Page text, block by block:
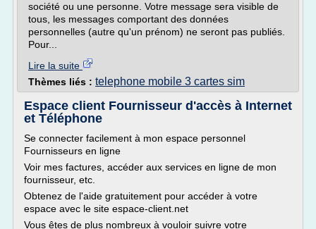
société ou une personne. Votre message sera visible de
tous, les messages comportant des données
personnelles (autre qu'un prénom) ne seront pas publiés.
Pour...
Lire la suite
Thèmes liés : telephone mobile 3 cartes sim
Espace client Fournisseur d'accès à Internet
et Téléphone
Se connecter facilement à mon espace personnel
Fournisseurs en ligne
Voir mes factures, accéder aux services en ligne de mon
fournisseur, etc.
Obtenez de l'aide gratuitement pour accéder à votre
espace avec le site espace-client.net
Vous êtes de plus nombreux à vouloir suivre votre